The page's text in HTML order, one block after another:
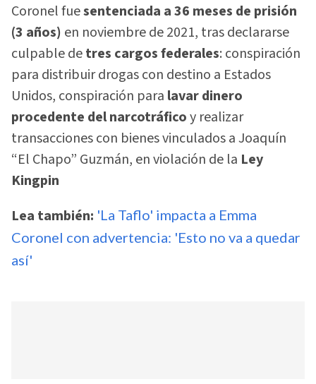
Coronel fuesentenciada a 36 meses de prisión
(3 años) en noviembre de 2021, tras declararse
culpable detres cargos federales: conspiración
para distribuir drogas con destino a Estados
Unidos, conspiración para lavar dinero
procedente del narcotráficoy realizar
transacciones con bienes vinculados a Joaquín
“El Chapo” Guzmán, en violación de la Ley
Kingpin
Lea también: 'La Taflo' impacta a Emma
Coronel con advertencia: 'Esto no va a quedar
así'